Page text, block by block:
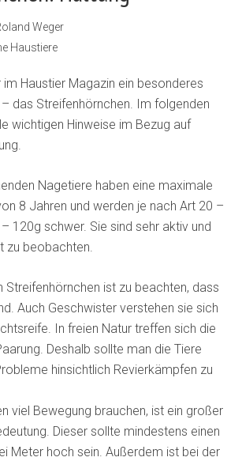
Weger
Haustiere
Haustier Magazin ein besonderes
das Streifenhörnchen. Im folgenden
wichtigen Hinweise im Bezug auf
Nagetiere haben eine maximale
8 Jahren und werden je nach Art 20 –
120g schwer. Sie sind sehr aktiv und
zu beobachten.
Streifenhörnchen ist zu beachten, dass
Auch Geschwister verstehen sie sich
In freien Natur treffen sich die
Deshalb sollte man die Tiere
hinsichtlich Revierkämpfen zu
viel Bewegung brauchen, ist ein großer
Dieser sollte mindestens einen
Meter hoch sein. Außerdem ist bei der